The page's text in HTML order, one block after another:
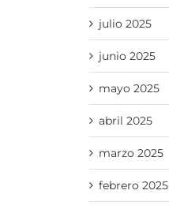
julio 2025
junio 2025
mayo 2025
abril 2025
marzo 2025
febrero 2025